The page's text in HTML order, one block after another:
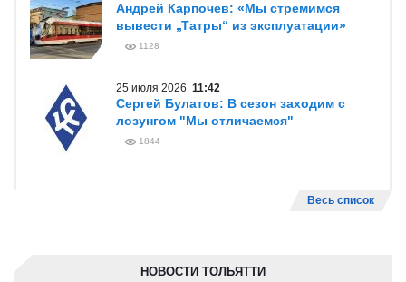
Андрей Карпочев: «Мы стремимся
вывести „Татры“ из эксплуатации»
1128
25 июля 2026 11:42
Сергей Булатов: В сезон заходим с
лозунгом "Мы отличаемся"
1844
Весь список
НОВОСТИ ТОЛЬЯТТИ